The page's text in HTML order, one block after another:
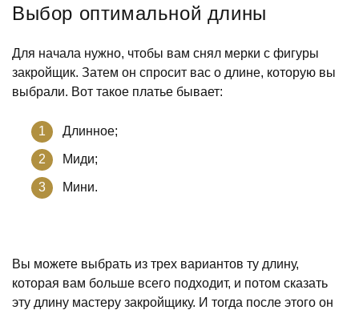
Выбор оптимальной длины
Для начала нужно, чтобы вам снял мерки с фигуры
закройщик. Затем он спросит вас о длине, которую вы
выбрали. Вот такое платье бывает:
Длинное;
Миди;
Мини.
Вы можете выбрать из трех вариантов ту длину,
которая вам больше всего подходит, и потом сказать
эту длину мастеру закройщику. И тогда после этого он